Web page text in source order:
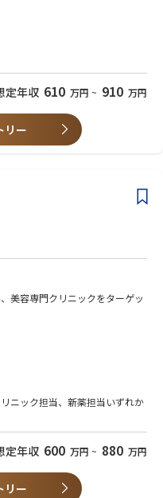
業時へ提案を行う。
管理
フォロー
びマーケティング部門との連携
を担い、手術室から病棟に至る
器、身体診察・診断ツール、視
製品群を取り扱っています。
全かつ効率的なケアを提供でき
供します。
プ企業(子会社)である「Welch A
出力、計画策定＆実行力
ーションスキル
定年収 610 万円 ~ 910 万円
リー
美容専門クリニックをターゲッ
ニック担当、新薬担当いずれか
定年収 600 万円 ~ 880 万円
リー